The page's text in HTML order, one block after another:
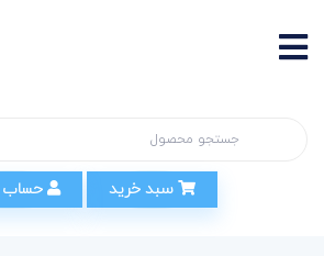
سبد خرید حساب کاربری